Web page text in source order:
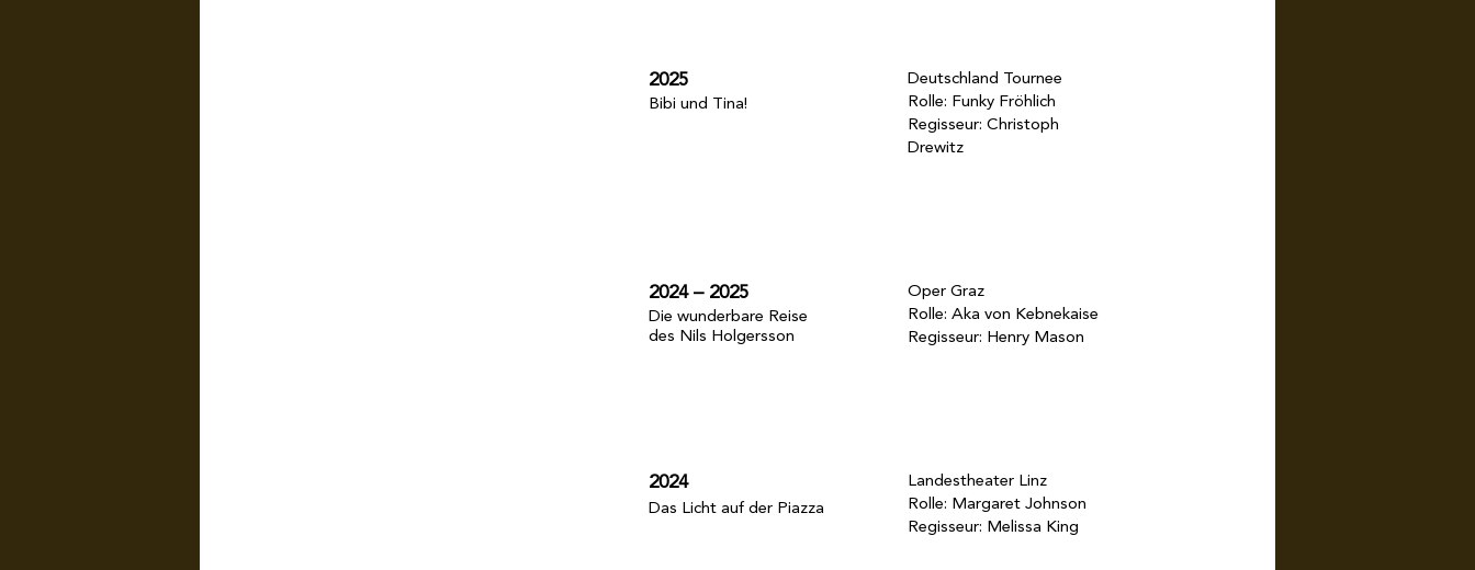
2025
Bibi und Tina!
Deutschland Tournee
Rolle: Funky Fröhlich
Regisseur: Christoph
Drewitz
2024 – 2025
Die wunderbare Reise
des Nils Holgersson
Oper Graz
Rolle: Aka von Kebnekaise
Regisseur: Henry Mason
2024
Das Licht auf der Piazza
Landestheater Linz
Rolle: Margaret Johnson
Regisseur: Melissa King